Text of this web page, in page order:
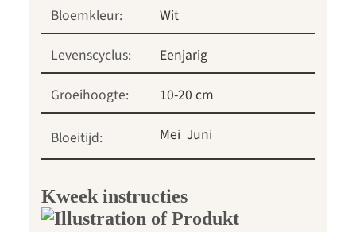
Bloemkleur:
Wit
Levenscyclus:
Eenjarig
Groeihoogte:
10-20 cm
Bloeitijd: Mei Juni
Kweek instructies